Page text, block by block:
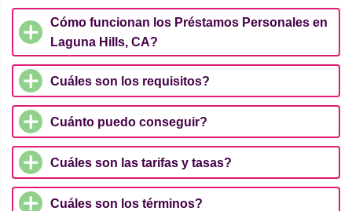
Cómo funcionan los Préstamos Personales en
Laguna Hills, CA?
Cuáles son los requisitos?
Cuánto puedo conseguir?
Cuáles son las tarifas y tasas?
Cuáles son los términos?